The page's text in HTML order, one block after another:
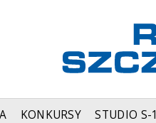
KONKURSY STUDIO S-1